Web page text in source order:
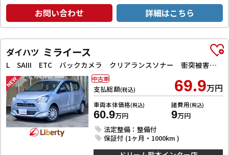
お問い合わせ 詳細はこちら
ダイハツ ミライース
L SAIII ETC バックカメラ クリアランスソナー 衝突被害軽減システム オートマチックハイビーム キーレスエントリー アイドリングストップ CVT ESC エアコン パワーウィンドウ
支払総額(税込) 69.9万円
車両本体価格(税込)
60.9万円
諸費用(税込)
9万円
法定整備：整備付
保証付 (1ヶ月・1000km )
中古車